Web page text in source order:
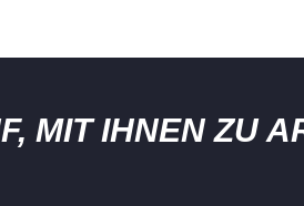
MIT IHNEN ZU